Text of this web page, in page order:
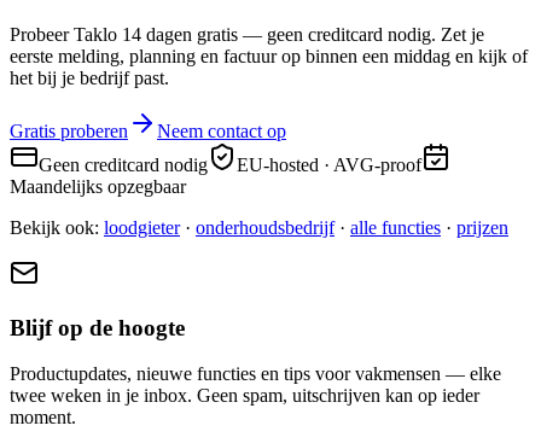
Probeer Taklo 14 dagen gratis — geen creditcard nodig. Zet je
eerste melding, planning en factuur op binnen een middag en kijk of
het bij je bedrijf past.
Gratis proberen
Neem contact op
Geen creditcard nodig
EU-hosted · AVG-proof
Maandelijks opzegbaar
Bekijk ook: loodgieter· onderhoudsbedrijf· alle functies · prijzen
Blijf op de hoogte
Productupdates, nieuwe functies en tips voor vakmensen — elke
twee weken in je inbox. Geen spam, uitschrijven kan op ieder
moment.